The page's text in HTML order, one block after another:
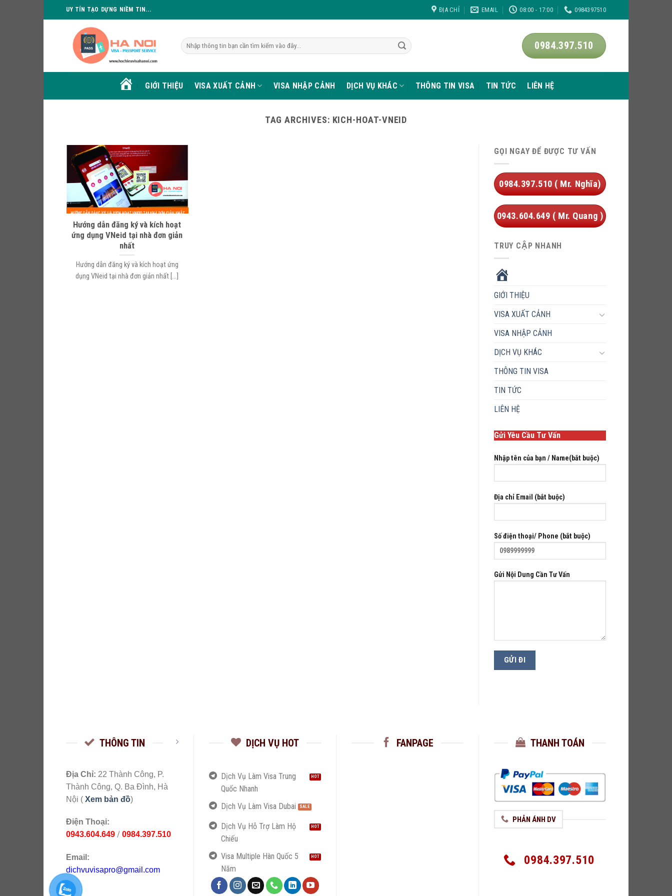
to
UY TÍN TẠO DỰNG NIỀM TIN... ĐỊA CHỈ EMAIL 08:00 - 17:00 0984397510
0984.397.510
HOME GIỚI THIỆU VISA XUẤT CẢNH VISA NHẬP CẢNH DỊCH VỤ KHÁC THÔNG TIN VISA TIN TỨC LIÊN HỆ
TAG ARCHIVES: KICH-HOAT-VNEID
Hướng dẫn đăng ký và kích hoạt
ứng dụng VNeid tại nhà đơn giản
nhất
Hướng dẫn đăng ký và kích hoạt ứng
dụng VNeid tại nhà đơn giản nhất [...]
GỌI NGAY ĐỂ ĐƯỢC TƯ VẤN
0984.397.510 ( Mr. Nghĩa)
0943.604.649 ( Mr. Quang )
TRUY CẬP NHANH
GIỚI THIỆU
VISA XUẤT CẢNH
VISA NHẬP CẢNH
DỊCH VỤ KHÁC
THÔNG TIN VISA
TIN TỨC
LIÊN HỆ
Gửi Yêu Cầu Tư Vấn
Nhập tên của bạn / Name(bắt buộc)
Địa chỉ Email (bắt buộc)
Số điện thoại/ Phone (bắt buộc)
Gửi Nội Dung Cần Tư Vấn
THÔNG TIN
Địa Chỉ: 22 Thành Công, P.
Thành Công, Q. Ba Đình, Hà
Nội ( Xem bản đồ)
Điện Thoại:
0943.604.649 / 0984.397.510
Email:
dichvuvisapro@gmail.com
DỊCH VỤ HOT
Dịch Vụ Làm Visa Trung
Quốc Nhanh
Dịch Vụ Làm Visa Dubai
Dịch Vụ Hỗ Trợ Làm Hộ
Chiếu
Visa Multiple Hàn Quốc 5
Năm
FANPAGE THANH TOÁN
PHẢN ÁNH DV
0984.397.510